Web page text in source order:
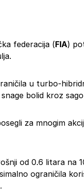
federacija (FIA)
u turbo-
bolid kroz
za mnogim
od 0.6 litara na
ograničila